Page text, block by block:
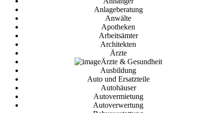
Anlageberatung
Anwälte
Apotheken
Arbeitsämter
Architekten
Ärzte
Ärzte & Gesundheit
Ausbildung
Auto und Ersatzteile
Autohäuser
Autovermietung
Autoverwertung